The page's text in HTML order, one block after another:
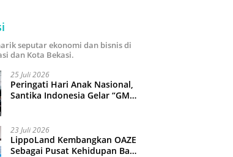
seputar ekonomi dan bisnis di
dan Kota Bekasi.
25 Juli 2026
Peringati Hari Anak Nasional,
Santika Indonesia Gelar “GM
23 Juli 2026
LippoLand Kembangkan OAZE
Sebagai Pusat Kehidupan Baru